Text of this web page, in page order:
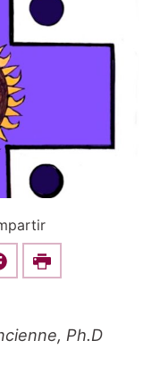
this on Facebook
Print
Ph.D